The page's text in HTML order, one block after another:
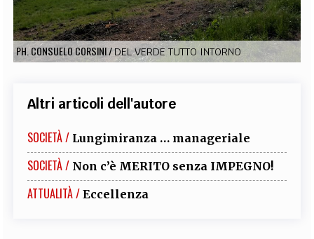
EXTRA
CODICI RUBRICHE LIBRI PROCEEDINGS PUBBLICITÀ CONTATTI
PH. CONSUELO CORSINI/DEL VERDE TUTTO INTORNO
Altri articoli dell'autore
SOCIETÀ / Lungimiranza … manageriale
SOCIETÀ / Non c’è MERITO senza IMPEGNO!
ATTUALITÀ / Eccellenza